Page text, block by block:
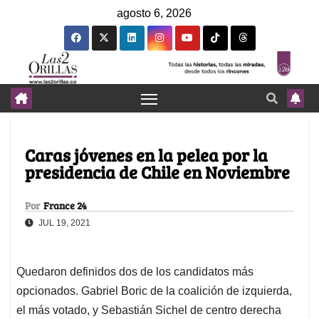
agosto 6, 2026
Caras jóvenes en la pelea por la
presidencia de Chile en Noviembre
Por France 24
JUL 19, 2021
Quedaron definidos dos de los candidatos más
opcionados. Gabriel Boric de la coalición de izquierda,
el más votado, y Sebastián Sichel de centro derecha